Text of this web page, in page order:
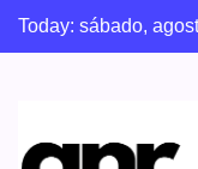
Today: sábado,